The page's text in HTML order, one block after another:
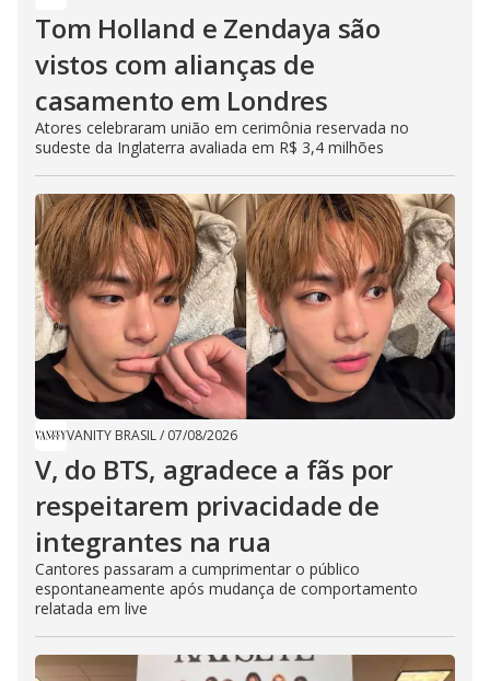
Tom Holland e Zendaya são
vistos com alianças de
casamento em Londres
Atores celebraram união em cerimônia reservada no
sudeste da Inglaterra avaliada em R$ 3,4 milhões
VANITY BRASIL/ 07/08/2026
V, do BTS, agradece a fãs por
respeitarem privacidade de
integrantes na rua
Cantores passaram a cumprimentar o público
espontaneamente após mudança de comportamento
relatada em live